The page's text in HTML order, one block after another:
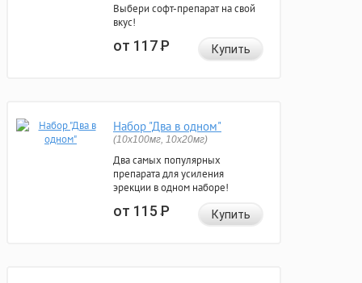
Выбери софт-препарат на свой
вкус!
от 117Р Купить
Набор "Два в одном"
(10x100мг, 10x20мг)
Два самых популярных
препарата для усиления
эрекции в одном наборе!
от 115Р Купить